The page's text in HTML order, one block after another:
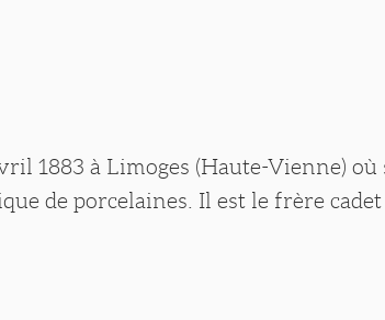
1883 à Limoges (Haute-Vienne) où
de porcelaines. Il est le frère cadet